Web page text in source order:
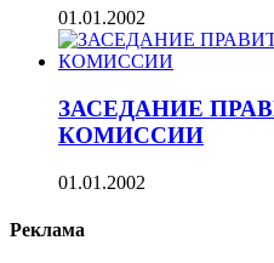
01.01.2002
ЗАСЕДАНИЕ
КОМИССИИ
01.01.2002
Реклама